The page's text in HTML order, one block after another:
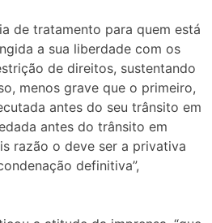
de tratamento para quem está
a sua liberdade com os
de direitos, sustentando
menos grave que o primeiro,
antes do seu trânsito em
antes do trânsito em
razão o deve ser a privativa
definitiva”,